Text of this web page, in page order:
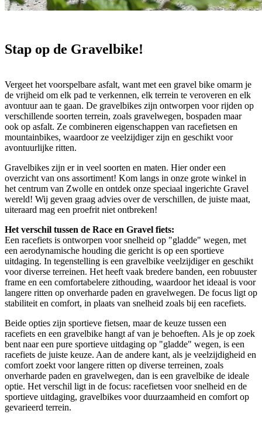
Stap op de Gravelbike!
Vergeet het voorspelbare asfalt, want met een gravel bike omarm je
de vrijheid om elk pad te verkennen, elk terrein te veroveren en elk
avontuur aan te gaan. De gravelbikes zijn ontworpen voor rijden op
verschillende soorten terrein, zoals gravelwegen, bospaden maar
ook op asfalt. Ze combineren eigenschappen van racefietsen en
mountainbikes, waardoor ze veelzijdiger zijn en geschikt voor
avontuurlijke ritten.
Gravelbikes zijn er in veel soorten en maten. Hier onder een
overzicht van ons assortiment! Kom langs in onze grote winkel in
het centrum van Zwolle en ontdek onze speciaal ingerichte Gravel
wereld! Wij geven graag advies over de verschillen, de juiste maat,
uiteraard mag een proefrit niet ontbreken!
Het verschil tussen de Race en Gravel fiets:
Een racefiets is ontworpen voor snelheid op "gladde" wegen, met
een aerodynamische houding die gericht is op een sportieve
uitdaging. In tegenstelling is een gravelbike veelzijdiger en geschikt
voor diverse terreinen. Het heeft vaak bredere banden, een robuuster
frame en een comfortabelere zithouding, waardoor het ideaal is voor
langere ritten op onverharde paden en gravelwegen. De focus ligt op
stabiliteit en comfort, in plaats van snelheid zoals bij een racefiets.
Beide opties zijn sportieve fietsen, maar de keuze tussen een
racefiets en een gravelbike hangt af van je behoeften. Als je op zoek
bent naar een pure sportieve uitdaging op "gladde" wegen, is een
racefiets de juiste keuze. Aan de andere kant, als je veelzijdigheid en
comfort zoekt voor langere ritten op diverse terreinen, zoals
onverharde paden en gravelwegen, dan is een gravelbike de ideale
optie. Het verschil ligt in de focus: racefietsen voor snelheid en de
sportieve uitdaging, gravelbikes voor duurzaamheid en comfort op
gevarieerd terrein.